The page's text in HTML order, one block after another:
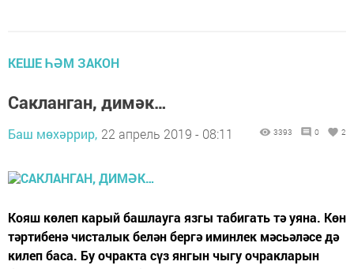
КЕШЕ ҺӘМ ЗАКОН
Сакланган, димәк…
Баш мөхәррир, 22 апрель 2019 - 08:11 3393 0 2
Кояш көлеп карый башлауга язгы табигать тә уяна. Көн
тәртибенә чисталык белән бергә иминлек мәсьәләсе дә
килеп баса. Бу очракта сүз янгын чыгу очракларын